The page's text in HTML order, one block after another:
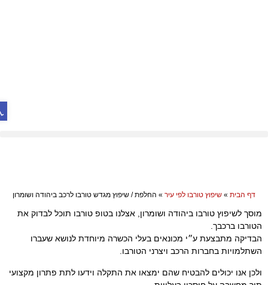
דף הבית» שיפוץ טורבו לפי עיר» החלפת / שיפוץ מגדש טורבו לרכב ביהודה ושומרון
מוסך לשיפוץ טורבו ביהודה ושומרון, אצלנו בטופ טורבו תוכל לבדוק את
הטורבו ברכבך.
הבדיקה מתבצעת ע״י מכונאים בעלי הכשרה מיוחדת לנושא שעברו
השתלמויות בחברות הרכב ויצרני הטורבו.
ולכן אנו יכולים להבטיח שהם ימצאו את התקלה וידעו לתת פתרון מקצועי